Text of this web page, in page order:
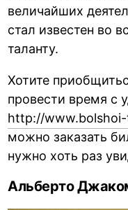
величайших
стал известен во
таланту.
Хотите
провести время с
http://
можно заказать
нужно хоть раз
Альберто